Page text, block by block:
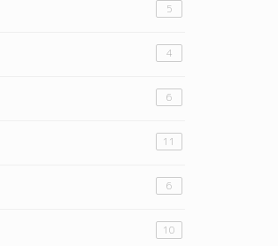
5
4
6
11
6
10